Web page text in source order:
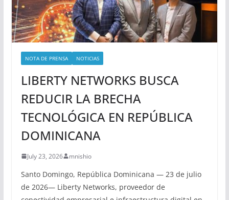
NOTA DE PRENSA NOTICIAS
LIBERTY NETWORKS BUSCA
REDUCIR LA BRECHA
TECNOLÓGICA EN REPÚBLICA
DOMINICANA
July 23, 2026 mnishio
Santo Domingo, República Dominicana — 23 de julio
de 2026— Liberty Networks, proveedor de